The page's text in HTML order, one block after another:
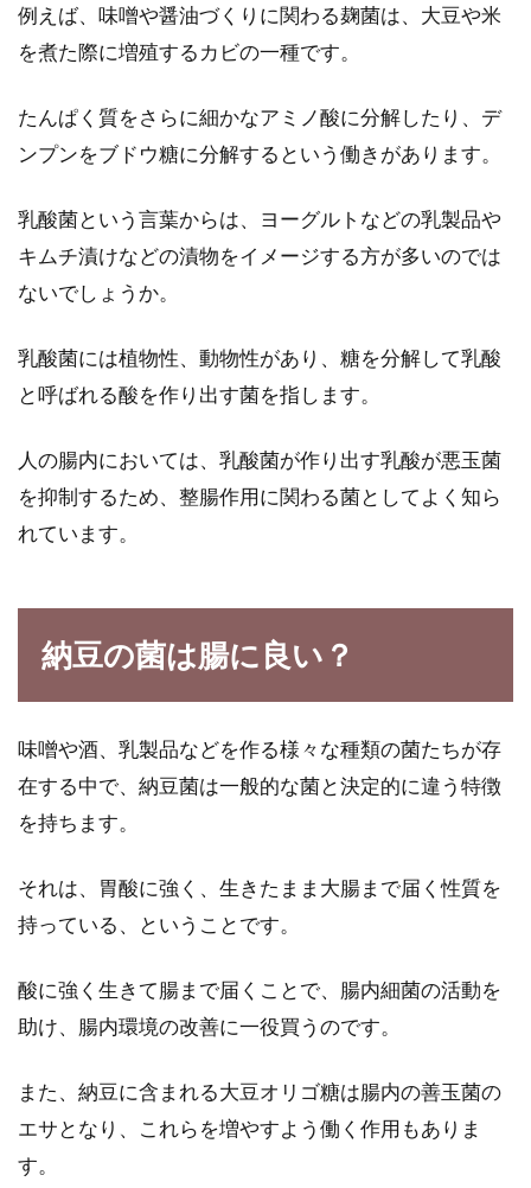
味噌は栄養価が高く、古くから日本人に取り入
れられている調味料の一つです。毎日の食卓
玄米のあたたかいリゾット
例えば、味噌や醤油づくりに関わる麹菌は、大豆や米
を煮た際に増殖するカビの一種です。
たんぱく質をさらに細かなアミノ酸に分解したり、デ
ンプンをブドウ糖に分解するという働きがあります。
乳酸菌という言葉からは、ヨーグルトなどの乳製品や
キムチ漬けなどの漬物をイメージする方が多いのでは
ないでしょうか。
乳酸菌には植物性、動物性があり、糖を分解して乳酸
と呼ばれる酸を作り出す菌を指します。
人の腸内においては、乳酸菌が作り出す乳酸が悪玉菌
を抑制するため、整腸作用に関わる菌としてよく知ら
れています。
納豆の菌は腸に良い？
味噌や酒、乳製品などを作る様々な種類の菌たちが存
在する中で、納豆菌は一般的な菌と決定的に違う特徴
を持ちます。
それは、胃酸に強く、生きたまま大腸まで届く性質を
持っている、ということです。
酸に強く生きて腸まで届くことで、腸内細菌の活動を
助け、腸内環境の改善に一役買うのです。
また、納豆に含まれる大豆オリゴ糖は腸内の善玉菌の
エサとなり、これらを増やすよう働く作用もありま
す。